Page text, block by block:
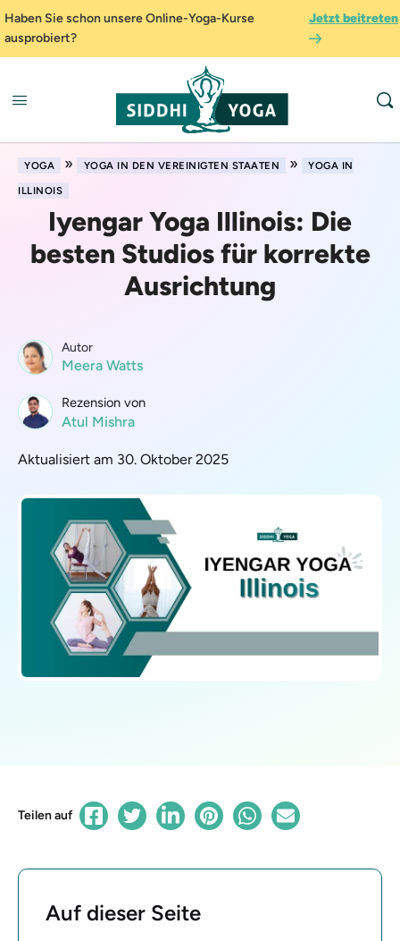
Haben Sie schon unsere Online-Yoga-Kurse
ausprobiert?
Jetzt beitreten
YOGA » YOGA IN DEN VEREINIGTEN STAATEN »
YOGA IN
ILLINOIS
Iyengar Yoga Illinois: Die
besten Studios für korrekte
Ausrichtung
Autor
Meera Watts
Rezension von
Atul Mishra
Aktualisiert am 30. Oktober 2025
Teilen auf
Auf dieser Seite